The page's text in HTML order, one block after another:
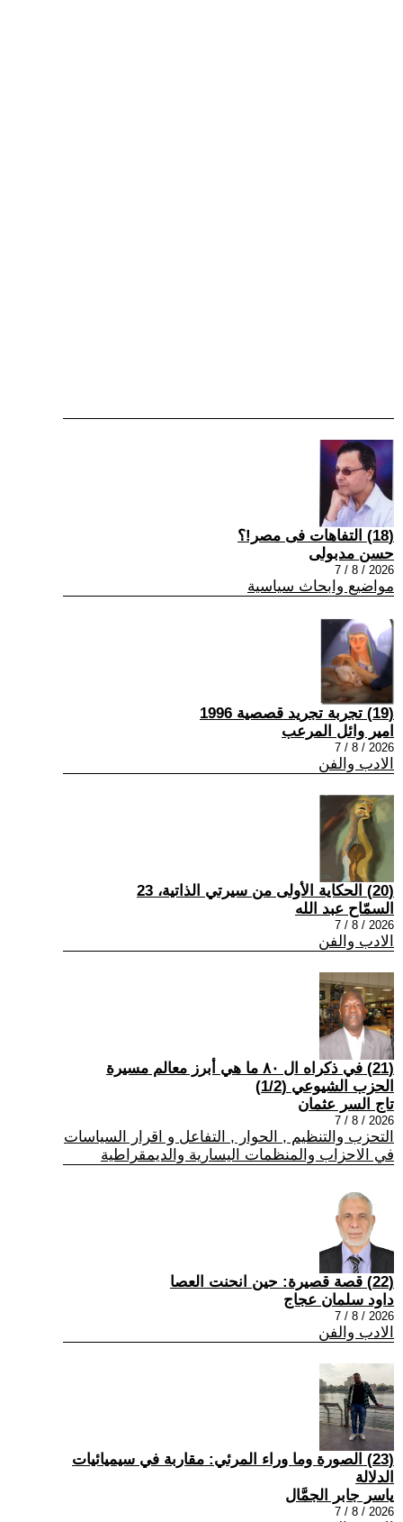
(18) التفاهات فى مصر!؟
حسن مدبولى
2026 / 8 / 7
مواضيع وابحاث سياسية
(19) تجربة تجريد قصصية 1996
امير وائل المرعب
2026 / 8 / 7
الادب والفن
(20) الحكاية الأولى من سيرتي الذاتية، 23
السمّاح عبد الله
2026 / 8 / 7
الادب والفن
(21) في ذكراه ال ٨٠ ما هي أبرز معالم مسيرة
الحزب الشيوعي (1/2)
تاج السر عثمان
2026 / 8 / 7
التحزب والتنظيم , الحوار , التفاعل و اقرار السياسات
في الاحزاب والمنظمات اليسارية والديمقراطية
(22) قصة قصيرة: حين انحنت العصا
داود سلمان عجاج
2026 / 8 / 7
الادب والفن
(23) الصورة وما وراء المرئي: مقاربة في سيميائيات
الدلالة
ياسر جابر الجمَّال
2026 / 8 / 7